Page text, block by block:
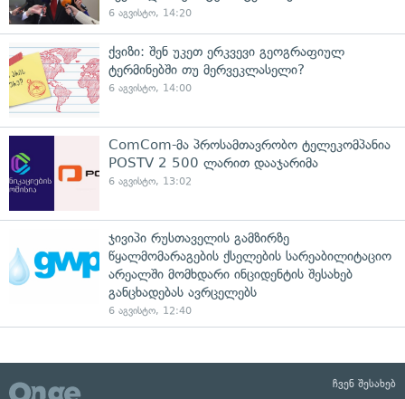
6 აგვისტო, 14:20
ქვიზი: შენ უკეთ ერკვევი გეოგრაფიულ
ტერმინებში თუ მერვეკლასელი?
6 აგვისტო, 14:00
ComCom-მა პროსამთავრობო ტელეკომპანია
POSTV 2 500 ლარით დააჯარიმა
6 აგვისტო, 13:02
ჯივიპი რუსთაველის გამზირზე
წყალმომარაგების ქსელების სარეაბილიტაციო
არეალში მომხდარი ინციდენტის შესახებ
განცხადებას ავრცელებს
6 აგვისტო, 12:40
ჩვენ შესახებ